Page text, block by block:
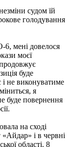
судом їй
голодування
6, мені довелося
моєї
буде
і не виконуватиме
я
буде повернення
на сході
і в червні
області. 8